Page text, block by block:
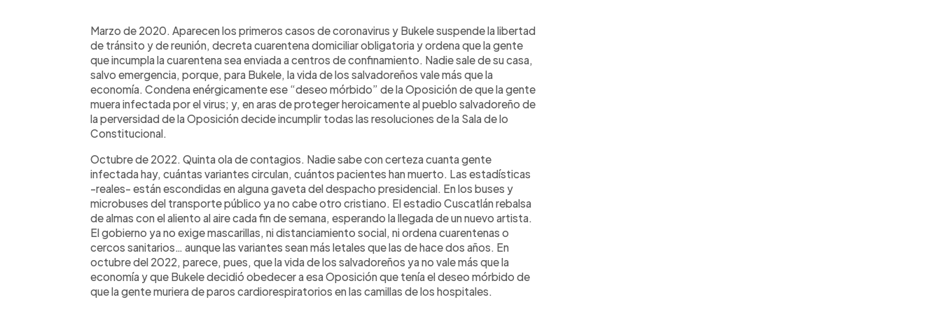
► Escuchar artículo
Marzo de 2020. Aparecen los primeros casos de coronavirus y Bukele suspende la libertad
de tránsito y de reunión, decreta cuarentena domiciliar obligatoria y ordena que la gente
que incumpla la cuarentena sea enviada a centros de confinamiento. Nadie sale de su casa,
salvo emergencia, porque, para Bukele, la vida de los salvadoreños vale más que la
economía. Condena enérgicamente ese “deseo mórbido” de la Oposición de que la gente
muera infectada por el virus; y, en aras de proteger heroicamente al pueblo salvadoreño de
la perversidad de la Oposición decide incumplir todas las resoluciones de la Sala de lo
Constitucional.
Octubre de 2022. Quinta ola de contagios. Nadie sabe con certeza cuanta gente
infectada hay, cuántas variantes circulan, cuántos pacientes han muerto. Las estadísticas
-reales- están escondidas en alguna gaveta del despacho presidencial. En los buses y
microbuses del transporte público ya no cabe otro cristiano. El estadio Cuscatlán rebalsa
de almas con el aliento al aire cada fin de semana, esperando la llegada de un nuevo artista.
El gobierno ya no exige mascarillas, ni distanciamiento social, ni ordena cuarentenas o
cercos sanitarios… aunque las variantes sean más letales que las de hace dos años. En
octubre del 2022, parece, pues, que la vida de los salvadoreños ya no vale más que la
economía y que Bukele decidió obedecer a esa Oposición que tenía el deseo mórbido de
que la gente muriera de paros cardiorespiratorios en las camillas de los hospitales.